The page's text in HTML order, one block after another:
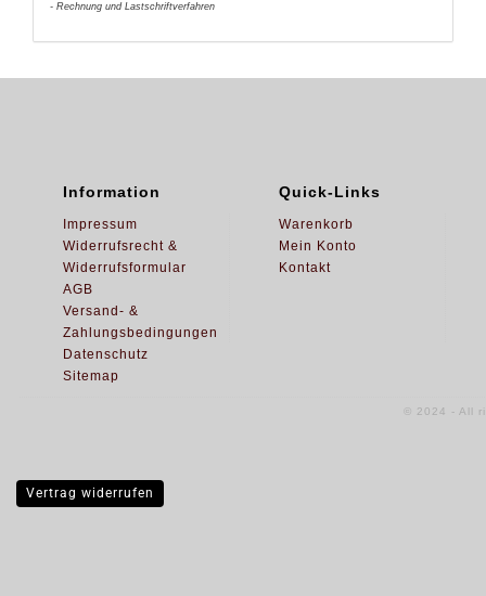
- Rechnung und Lastschriftverfahren
Information
Impressum
Widerrufsrecht &
Widerrufsformular
AGB
Versand- &
Zahlungsbedingungen
Datenschutz
Sitemap
Quick-Links
Warenkorb
Mein Konto
Kontakt
© 2024 - All
Vertrag widerrufen